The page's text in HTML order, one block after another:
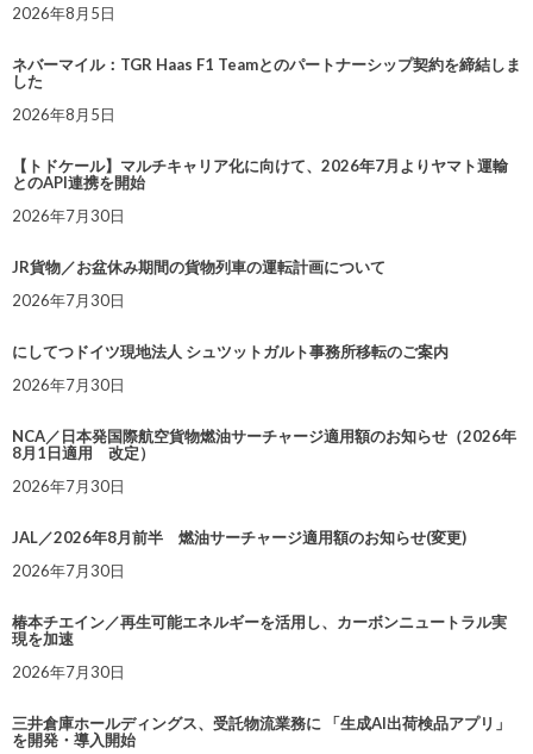
2026年8月5日
ネバーマイル：TGR Haas F1 Teamとのパートナーシップ契約を締結しま
した
2026年8月5日
【トドケール】マルチキャリア化に向けて、2026年7月よりヤマト運輸
とのAPI連携を開始
2026年7月30日
JR貨物／お盆休み期間の貨物列車の運転計画について
2026年7月30日
にしてつドイツ現地法人 シュツットガルト事務所移転のご案内
2026年7月30日
NCA／日本発国際航空貨物燃油サーチャージ適用額のお知らせ（2026年
8月1日適用 改定）
2026年7月30日
JAL／2026年8月前半 燃油サーチャージ適用額のお知らせ(変更)
2026年7月30日
椿本チエイン／再生可能エネルギーを活用し、カーボンニュートラル実
現を加速
2026年7月30日
三井倉庫ホールディングス、受託物流業務に 「生成AI出荷検品アプリ」
を開発・導入開始